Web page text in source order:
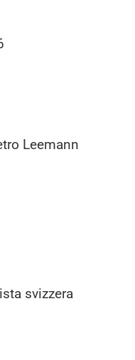
Leemann
svizzera